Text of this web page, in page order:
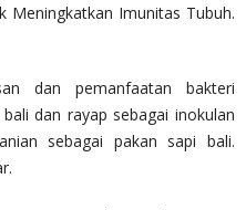
Meningkatkan Imunitas Tubuh.
dan pemanfaatan bakteri
dan rayap sebagai inokulan
sebagai pakan sapi bali.